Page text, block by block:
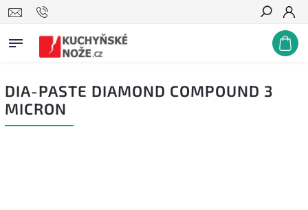
Hledat
DIA-PASTE DIAMOND COMPOUND 3
MICRON